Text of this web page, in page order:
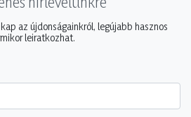
az újdonságainkról, legújabb hasznos
leiratkozhat.